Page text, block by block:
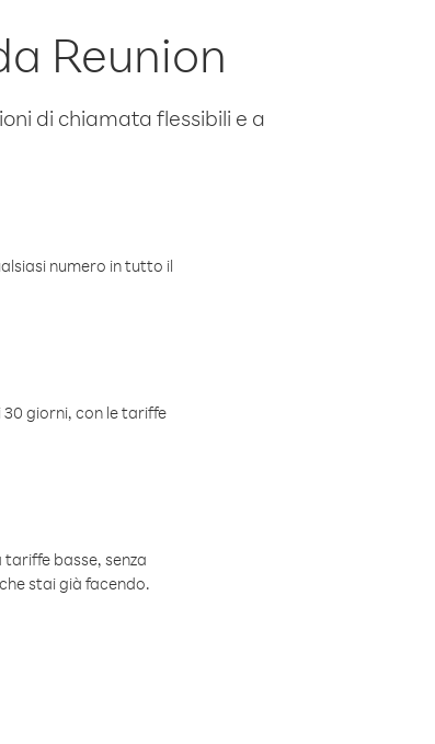
Reunion
di chiamata flessibili e a
numero in tutto il
giorni, con le tariffe
basse, senza
stai già facendo.